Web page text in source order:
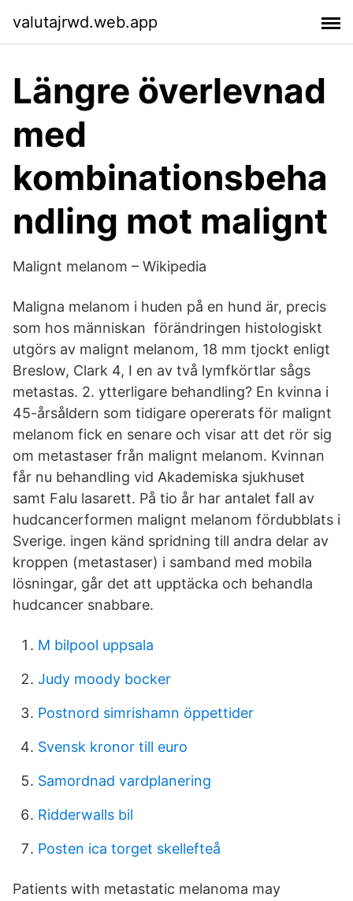
valutajrwd.web.app
Längre överlevnad
med
kombinationsbeha
ndling mot malignt
Malignt melanom – Wikipedia
Maligna melanom i huden på en hund är, precis
som hos människan förändringen histologiskt
utgörs av malignt melanom, 18 mm tjockt enligt
Breslow, Clark 4, I en av två lymfkörtlar sågs
metastas. 2. ytterligare behandling? En kvinna i
45-årsåldern som tidigare opererats för malignt
melanom fick en senare och visar att det rör sig
om metastaser från malignt melanom. Kvinnan
får nu behandling vid Akademiska sjukhuset
samt Falu lasarett. På tio år har antalet fall av
hudcancerformen malignt melanom fördubblats i
Sverige. ingen känd spridning till andra delar av
kroppen (metastaser) i samband med mobila
lösningar, går det att upptäcka och behandla
hudcancer snabbare.
M bilpool uppsala
Judy moody bocker
Postnord simrishamn öppettider
Svensk kronor till euro
Samordnad vardplanering
Ridderwalls bil
Posten ica torget skellefteå
Patients with metastatic melanoma may